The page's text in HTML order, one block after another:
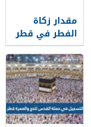
مقدار زكاة
الفطر في قطر
2026